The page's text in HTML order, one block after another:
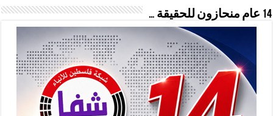
14 عام منحازون للحقيقة …